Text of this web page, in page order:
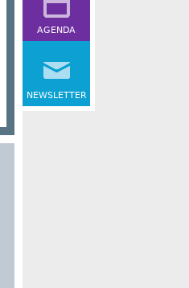
AGENDA
NEWSLETTER